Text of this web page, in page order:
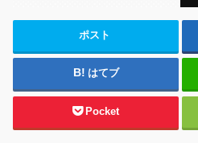
ポスト
はてブ
Pocket